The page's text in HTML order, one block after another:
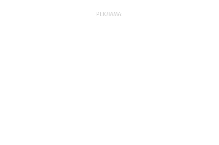
РЕКЛАМА: